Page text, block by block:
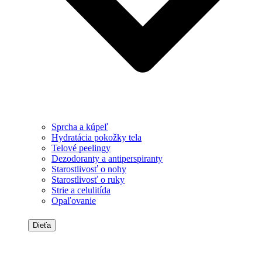
Sprcha a kúpeľ
Hydratácia pokožky tela
Telové peelingy
Dezodoranty a antiperspiranty
Starostlivosť o nohy
Starostlivosť o ruky
Strie a celulitída
Opaľovanie
Dieťa